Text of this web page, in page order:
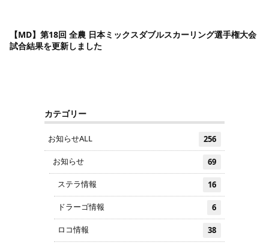
【MD】第18回 全農 日本ミックスダブルスカーリング選手権大会
試合結果を更新しました
カテゴリー
お知らせALL 256
お知らせ 69
ステラ情報 16
ドラーゴ情報 6
ロコ情報 38